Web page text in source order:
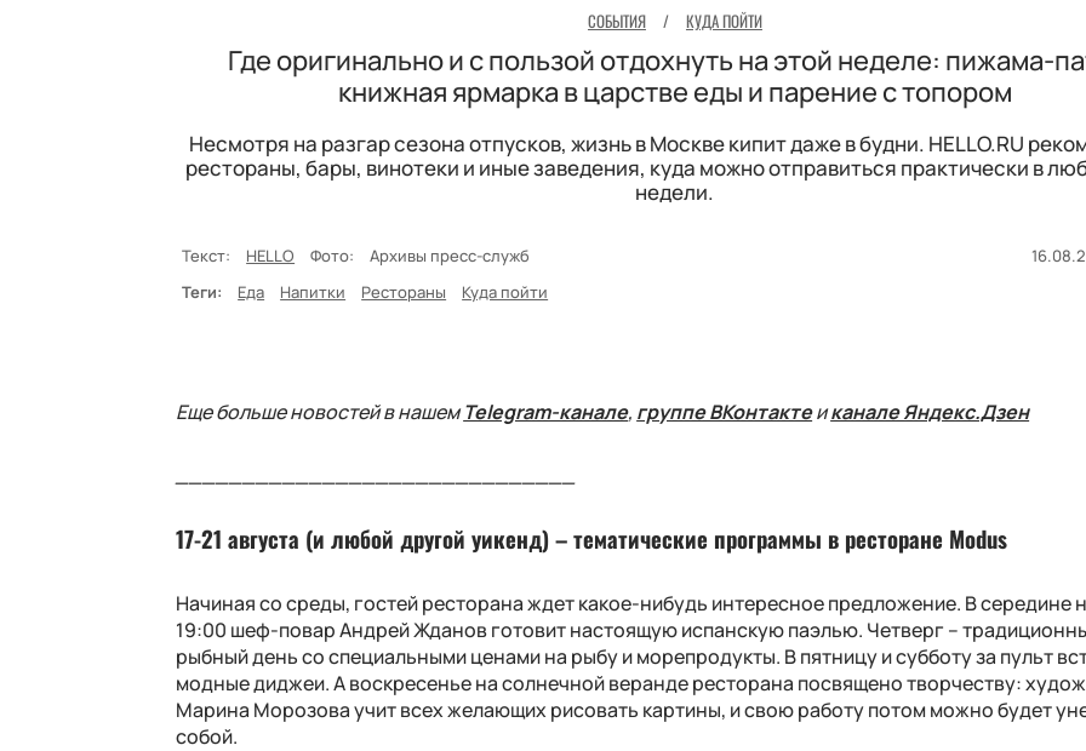
СОБЫТИЯ / КУДА ПОЙТИ
Где оригинально и с пользой отдохнуть на этой неделе: пижама-
книжная ярмарка в царстве еды и парение с топором
Несмотря на разгар сезона отпусков, жизнь в Москве кипит даже в будни. HELLO.RU
рестораны, бары, винотеки и иные заведения, куда можно отправиться практически в
недели.
Текст: HELLO Фото: Архивы пресс-служб
Теги:
Еда Напитки Рестораны Куда пойти
Еще больше новостей в нашемTelegram-канале, группе ВКонтактеиканале Яндекс.Дзен
17-21 августа (и любой другой уикенд) – тематические программы в ресторане Modus
Начиная со среды, гостей ресторана ждет какое-нибудь интересное предложение. В середине
19:00 шеф-повар Андрей Жданов готовит настоящую испанскую паэлью. Четверг –
рыбный день со специальными ценами на рыбу и морепродукты. В пятницу и субботу за пульт
модные диджеи. А воскресенье на солнечной веранде ресторана посвящено творчеству:
Марина Морозова учит всех желающих рисовать картины, и свою работу потом можно будет
собой.